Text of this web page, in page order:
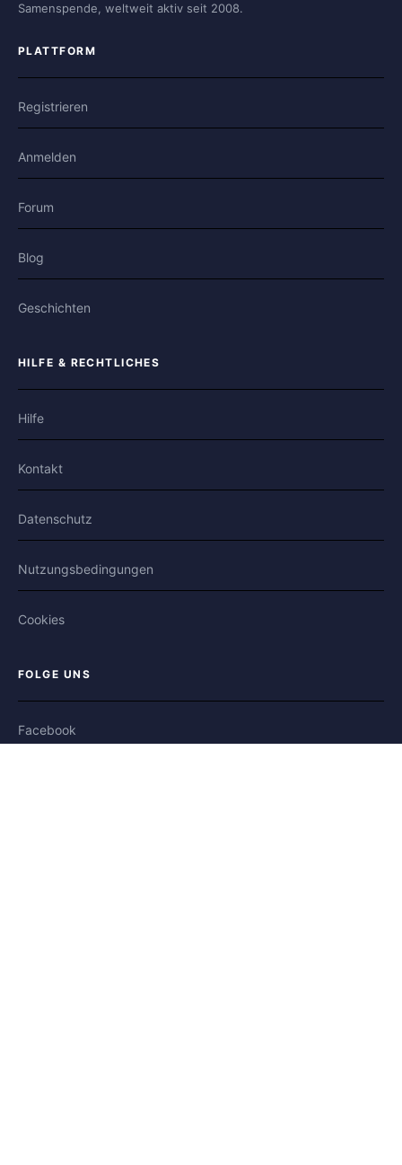
Samenspende, weltweit aktiv seit 2008.
PLATTFORM
Registrieren
Anmelden
Forum
Blog
Geschichten
HILFE & RECHTLICHES
Hilfe
Kontakt
Datenschutz
Nutzungsbedingungen
Cookies
FOLGE UNS
Facebook